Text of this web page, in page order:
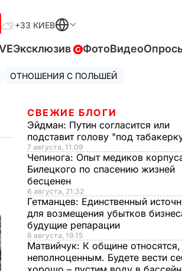
+33 КИЕВ
Эксклюзив ФотоВидео
ОТНОШЕНИЯ С ПОЛЬШЕЙ
СВЕЖИЕ БЛОГИ
Эйдман: Путин согласится или
подставит голову "под
7 августа, 11.09
Чепинога: Опыт медиков
Билецкого по спасению жизней
бесценен
6 августа, 21.32
Гетманцев: Единственный
для возмещения убытков
будущие репарации
6 августа, 19.15
Матвийчук: К общине
неполноценным. Будете вести